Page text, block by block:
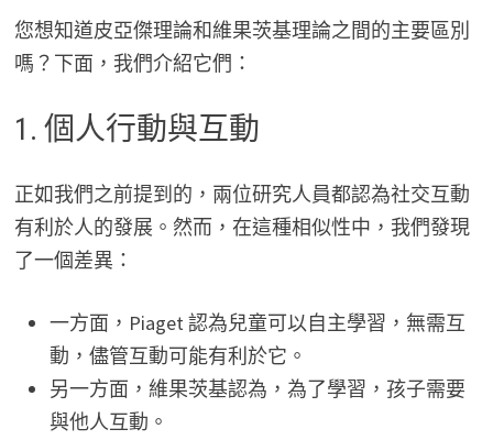
您想知道皮亞傑理論和維果茨基理論之間的主要區別
嗎？下面，我們介紹它們：
1. 個人行動與互動
正如我們之前提到的，兩位研究人員都認為社交互動
有利於人的發展。然而，在這種相似性中，我們發現
了一個差異：
一方面，Piaget 認為兒童可以自主學習，無需互
動，儘管互動可能有利於它。
另一方面，維果茨基認為，為了學習，孩子需要
與他人互動。